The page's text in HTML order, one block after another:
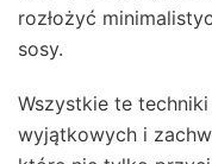
rozłożyć
sosy.
Wszystkie te
wyjątkowych i